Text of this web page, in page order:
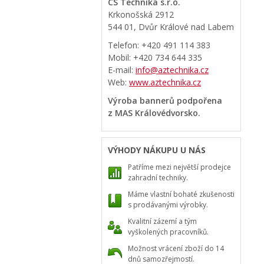
Krkonošská 2912
544 01, Dvůr Králové nad Labem
Telefon: +420 491 114 383
Mobil: +420 734 644 335
E-mail: info@aztechnika.cz
Web: www.aztechnika.cz
Výroba bannerů podpořena
z MAS Královédvorsko.
VÝHODY NÁKUPU U NÁS
Patříme mezi největší prodejce
zahradní techniky.
Máme vlastní bohaté zkušenosti
s prodávanými výrobky.
Kvalitní zázemí a tým
vyškolených pracovníků.
Možnost vrácení zboží do 14
dnů samozřejmostí.